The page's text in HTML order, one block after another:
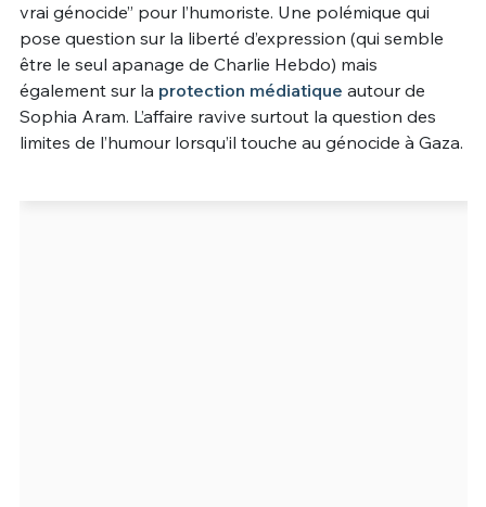
vrai génocide” pour l’humoriste. Une polémique qui
pose question sur la liberté d’expression (qui semble
être le seul apanage de Charlie Hebdo) mais
également sur la protection médiatique autour de
Sophia Aram. L’affaire ravive surtout la question des
limites de l’humour lorsqu’il touche au génocide à Gaza.